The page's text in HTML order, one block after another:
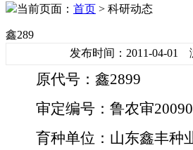
当前页面： 首页 > 科研动态
鑫289
发布时间：2011-04-01
原代号：鑫2899
审定编号：鲁农审
育种单位：山东鑫丰种